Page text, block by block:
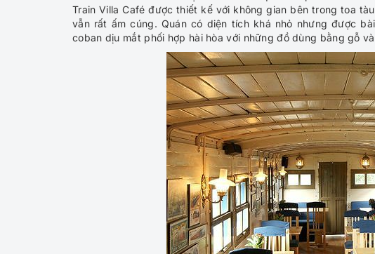
Train Villa Café được thiết kế với không gian bên trong toa
vẫn rất ấm cúng. Quán có diện tích khá nhỏ nhưng được
coban dịu mắt phối hợp hài hòa với những đồ dùng bằng gỗ